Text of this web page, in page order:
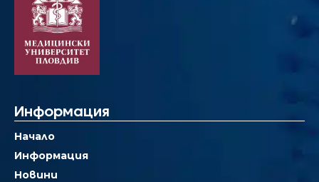
Информация
Начало
Информация
Новини